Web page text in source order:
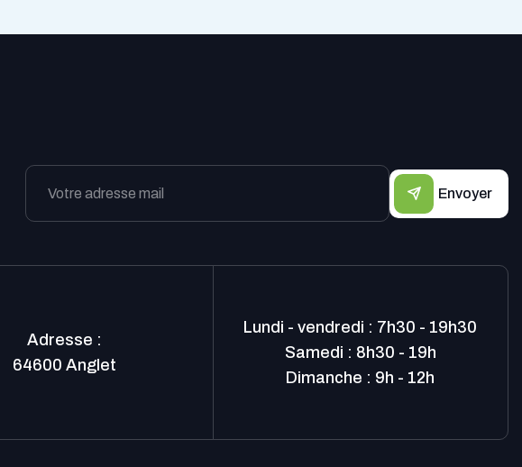
Envoyer
Adresse :
64600 Anglet
Lundi - vendredi : 7h30 - 19h30
Samedi : 8h30 - 19h
Dimanche : 9h - 12h